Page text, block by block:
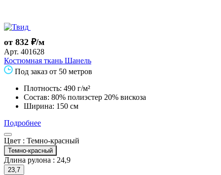
от 832 ₽/м
Арт. 401628
Костюмная ткань Шанель
Под заказ от 50 метров
Плотность: 490 г/м²
Состав: 80% полиэстер 20% вискоза
Ширина: 150 см
Подробнее
Цвет : Темно-красный
Темно-красный
Длина рулона : 24,9
23,7